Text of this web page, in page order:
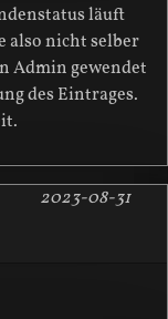
läuft
also nicht selber
Admin gewendet
des Eintrages.
2023-08-31